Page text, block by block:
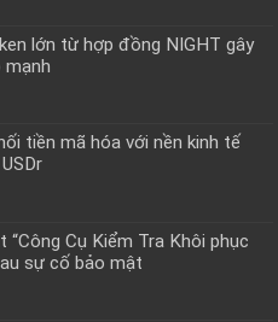
lớn từ hợp đồng NIGHT gây
tiền mã hóa với nền kinh tế
“Công Cụ Kiểm Tra Khôi phục
sự cố bảo mật